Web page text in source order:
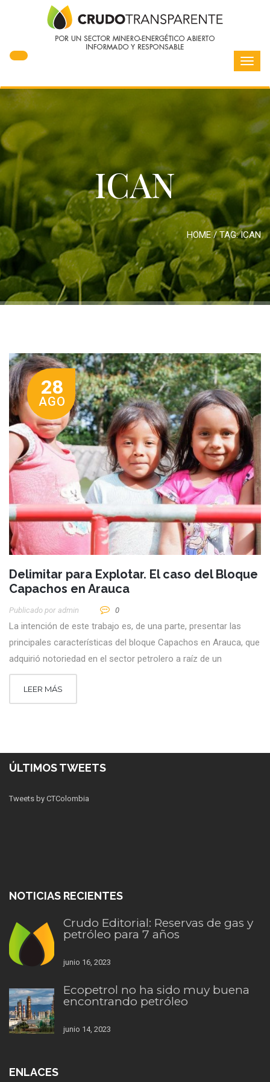
ICAN
HOME/ TAG:ICAN
28
AGO
Delimitar para Explotar. El caso del Bloque
Capachos en Arauca
Publicado por Admin 0
La intención de este trabajo es, de una parte, presentar las
principales características del bloque Capachos en Arauca, que
adquirió notoriedad en el sector petrolero a raíz de un
LEER MÁS
ÚLTIMOS TWEETS
Tweets by CTColombia
NOTICIAS RECIENTES
Crudo Editorial: Reservas de gas y
petróleo para 7 años
junio 16, 2023
Ecopetrol no ha sido muy buena
encontrando petróleo
junio 14, 2023
ENLACES